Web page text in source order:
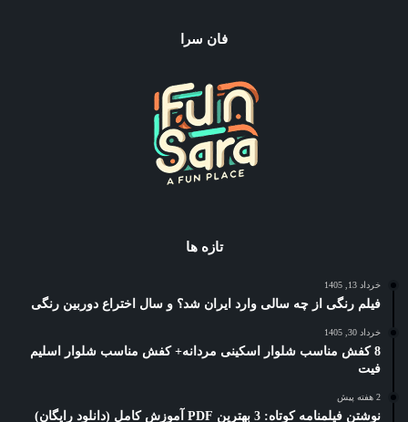
فان سرا
تازه ها
خرداد 13, 1405
فیلم رنگی از چه سالی وارد ایران شد؟ و سال اختراع دوربین رنگی
خرداد 30, 1405
8 کفش مناسب شلوار اسکینی مردانه+ کفش مناسب شلوار اسلیم
فیت
2 هفته پیش
نوشتن فیلمنامه کوتاه: 3 بهترین PDF آموزش کامل (دانلود رایگان)